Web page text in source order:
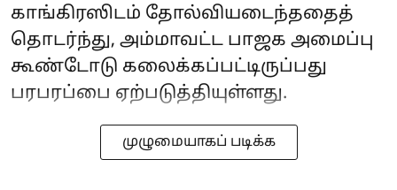
காங்கிரஸிடம் தோல்வியடைந்ததைத்
தொடர்ந்து, அம்மாவட்ட பாஜக அமைப்பு
கூண்டோடு கலைக்கப்பட்டிருப்பது
பரபரப்பை ஏற்படுத்தியுள்ளது.
முழுமையாகப் படிக்க